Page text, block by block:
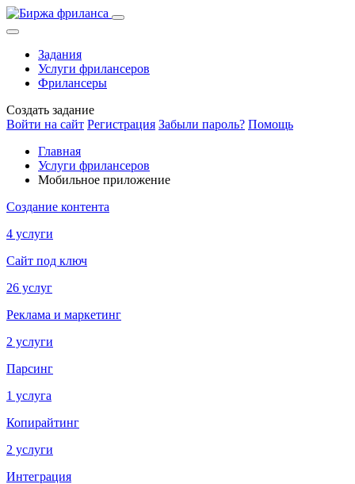
Задания
Услуги фрилансеров
Фрилансеры
Создать задание
Войти на сайт Регистрация Забыли пароль? Помощь
Главная
Услуги фрилансеров
Мобильное приложение
Создание контента
4 услуги
Сайт под ключ
26 услуг
Реклама и маркетинг
2 услуги
Парсинг
1 услуга
Копирайтинг
2 услуги
Интеграция